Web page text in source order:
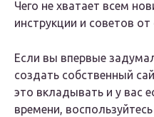
Чего не хватает всем
инструкции и советов
Если вы впервые
создать собственный
это вкладывать и у вас
времени,